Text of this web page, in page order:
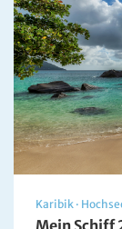
Karibik ·